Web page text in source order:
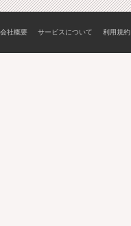
会社概要 サービスについて 利用規約